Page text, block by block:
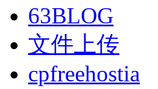
63BLOG
文件上传
cpfreehostia